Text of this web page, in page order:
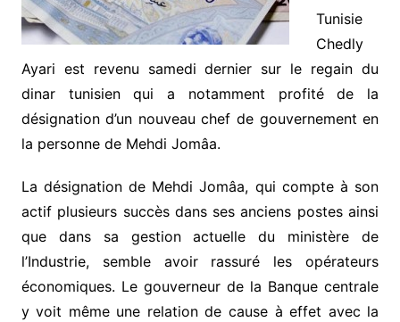
Tunisie
Chedly
Ayari est revenu samedi dernier sur le regain du
dinar tunisien qui a notamment profité de la
désignation d’un nouveau chef de gouvernement en
la personne de Mehdi Jomâa.
La désignation de Mehdi Jomâa, qui compte à son
actif plusieurs succès dans ses anciens postes ainsi
que dans sa gestion actuelle du ministère de
l’Industrie, semble avoir rassuré les opérateurs
économiques. Le gouverneur de la Banque centrale
y voit même une relation de cause à effet avec la